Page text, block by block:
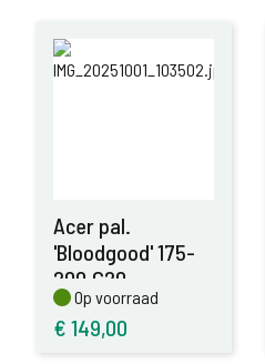
Acer pal.
'Bloodgood' 175-
200,C20
Op voorraad
Op voorraad
€ 149,00